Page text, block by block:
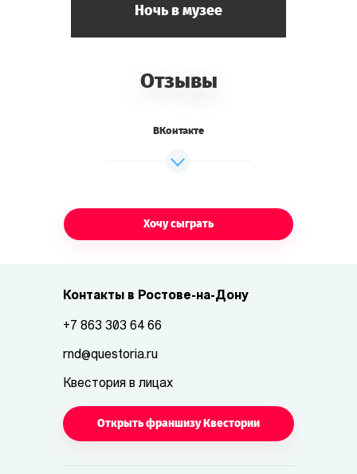
Ночь в музее
Отзывы
ВКонтакте
Хочу сыграть
Контакты в Ростове-на-Дону
+7 863 303 64 66
rnd@questoria.ru
Квестория в лицах
Открыть франшизу Квестории